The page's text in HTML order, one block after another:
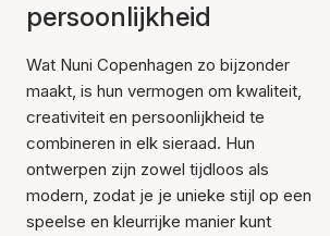
persoonlijkheid
Wat Nuni Copenhagen zo bijzonder
maakt, is hun vermogen om kwaliteit,
creativiteit en persoonlijkheid te
combineren in elk sieraad. Hun
ontwerpen zijn zowel tijdloos als
modern, zodat je je unieke stijl op een
speelse en kleurrijke manier kunt